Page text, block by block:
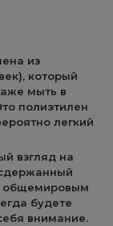
из
который
мыть в
полиэтилен
легкий
взгляд на
общемировым
будете
внимание.